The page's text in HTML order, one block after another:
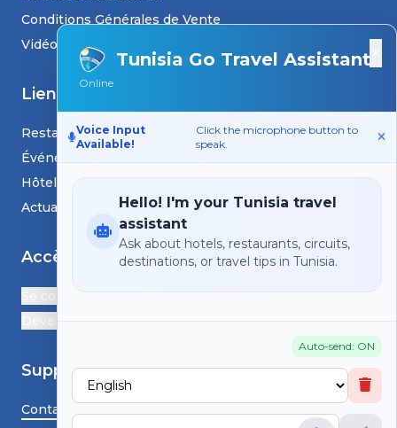
Tunisia Go Travel Assistant
Online
Voice Input
Available!
Click the microphone button to
speak.
Hello! I'm your Tunisia travel
assistant
Ask about hotels, restaurants, circuits,
destinations, or travel tips in Tunisia.
Auto-send: ON
Conditions Générales de Vente
Vidéos
Liens
Restaurants
Événements
Hôtels
Actualités et blogs
Accès
Se connecter
Support
Contactez-nous